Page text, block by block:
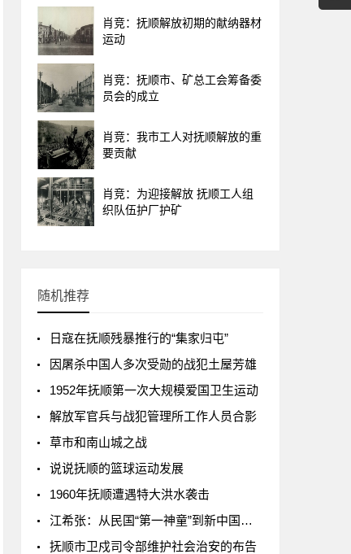
肖竞：抚顺解放初期的献纳器材
运动
肖竞：抚顺市、矿总工会筹备委
员会的成立
肖竞：我市工人对抚顺解放的重
要贡献
肖竞：为迎接解放 抚顺工人组
织队伍护厂护矿
随机推荐
日寇在抚顺残暴推行的“集家归屯”
因屠杀中国人多次受勋的战犯土屋芳雄
1952年抚顺第一次大规模爱国卫生运动
解放军官兵与战犯管理所工作人员合影
草市和南山城之战
说说抚顺的篮球运动发展
1960年抚顺遭遇特大洪水袭击
江希张：从民国“第一神童”到新中国科技专家
抚顺市卫戍司令部维护社会治安的布告